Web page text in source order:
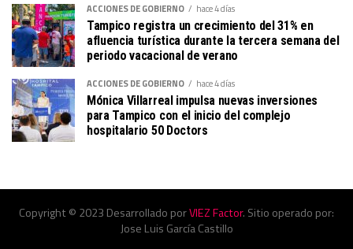
ACCIONES DE GOBIERNO hace 4 días
Tampico registra un crecimiento del 31% en
afluencia turística durante la tercera semana del
periodo vacacional de verano
ACCIONES DE GOBIERNO hace 4 días
Mónica Villarreal impulsa nuevas inversiones
para Tampico con el inicio del complejo
hospitalario 50 Doctors
Copyright © 2023 Desarrollado porVIEZ Factor. Sitio operado por:
Jose Luis García Castillo